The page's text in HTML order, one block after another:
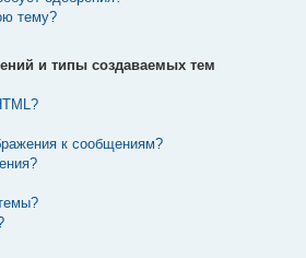
тему?
и типы создаваемых тем
к сообщениям?